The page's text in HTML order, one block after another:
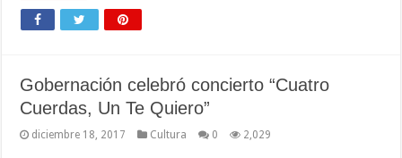
Gobernación celebró concierto “Cuatro
Cuerdas, Un Te Quiero”
diciembre 18, 2017 Cultura 0 2,029